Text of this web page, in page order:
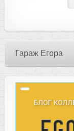
Гараж Егора